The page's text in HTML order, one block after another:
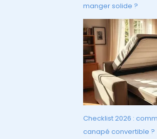
manger solide ?
Checklist 2026 :
canapé convertible ?